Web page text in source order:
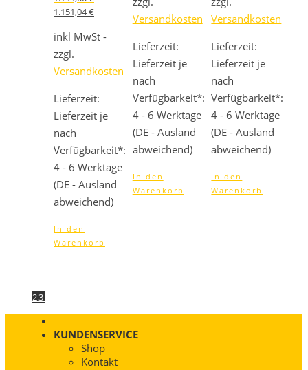
Ursprünglicher
war:
1.199,00 €
1.151,04€Aktueller
ist:
1.151,04 €.
inkl MwSt -
zzgl.
Versandkosten
Lieferzeit:
Lieferzeit je
nach
Verfügbarkeit*:
4 - 6 Werktage
(DE - Ausland
abweichend)
In den
Warenkorb
Versandkosten
Lieferzeit:
Lieferzeit je
nach
Verfügbarkeit*:
4 - 6 Werktage
(DE - Ausland
abweichend)
In den
Warenkorb
Versandkosten
Lieferzeit:
Lieferzeit je
nach
Verfügbarkeit*:
4 - 6 Werktage
(DE - Ausland
abweichend)
In den
Warenkorb
23
KUNDENSERVICE
Shop
Kontakt